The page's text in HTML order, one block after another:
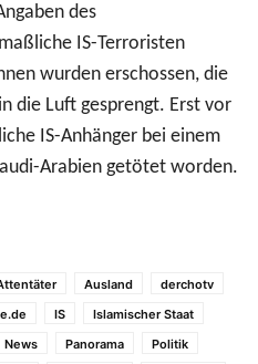
des
IS-Terroristen
wurden erschossen, die
die Luft gesprengt. Erst vor
IS-Anhänger bei einem
Arabien getötet worden.
Ausland
derchotv
IS
Islamischer Staat
News Panorama
Politik